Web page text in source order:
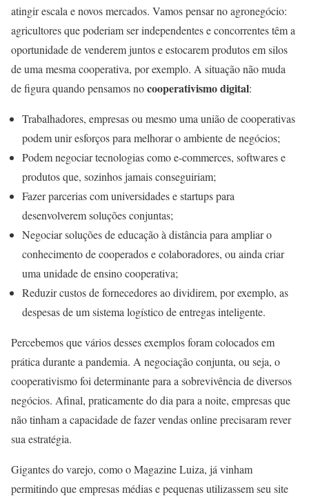
atingir escala e novos mercados. Vamos pensar no agronegócio:
agricultores que poderiam ser independentes e concorrentes têm a
oportunidade de venderem juntos e estocarem produtos em silos
de uma mesma cooperativa, por exemplo. A situação não muda
de figura quando pensamos nocooperativismo digital:
Trabalhadores, empresas ou mesmo uma união de cooperativas
podem unir esforços para melhorar o ambiente de negócios;
Podem negociar tecnologias como e-commerces, softwares e
produtos que, sozinhos jamais conseguiriam;
Fazer parcerias com universidades e startups para
desenvolverem soluções conjuntas;
Negociar soluções de educação à distância para ampliar o
conhecimento de cooperados e colaboradores, ou ainda criar
uma unidade de ensino cooperativa;
Reduzir custos de fornecedores ao dividirem, por exemplo, as
despesas de um sistema logístico de entregas inteligente.
Percebemos que vários desses exemplos foram colocados em
prática durante a pandemia. A negociação conjunta, ou seja, o
cooperativismo foi determinante para a sobrevivência de diversos
negócios. Afinal, praticamente do dia para a noite, empresas que
não tinham a capacidade de fazer vendas online precisaram rever
sua estratégia.
Gigantes do varejo, como o Magazine Luiza, já vinham
permitindo que empresas médias e pequenas utilizassem seu site